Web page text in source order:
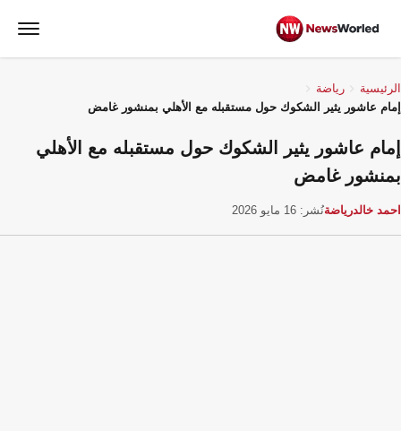
الرئيسية
رياضة
إمام عاشور يثير الشكوك حول مستقبله مع الأهلي بمنشور غامض
إمام عاشور يثير الشكوك حول مستقبله مع الأهلي
بمنشور غامض
احمد خالدرياضةنُشر: 16 مايو 2026